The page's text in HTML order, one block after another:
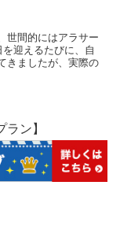
世間的にはアラサー
迎えるたびに、自
きましたが、実際の
ン】